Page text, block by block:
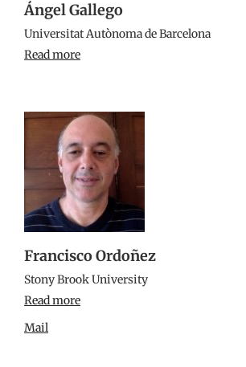
Ángel Gallego
Universitat Autònoma de Barcelona
Read more
Francisco Ordoñez
Stony Brook University
Read more
Mail